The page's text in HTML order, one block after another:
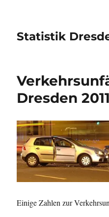
Statistik
Dresden 2011
Einige Zahlen zur